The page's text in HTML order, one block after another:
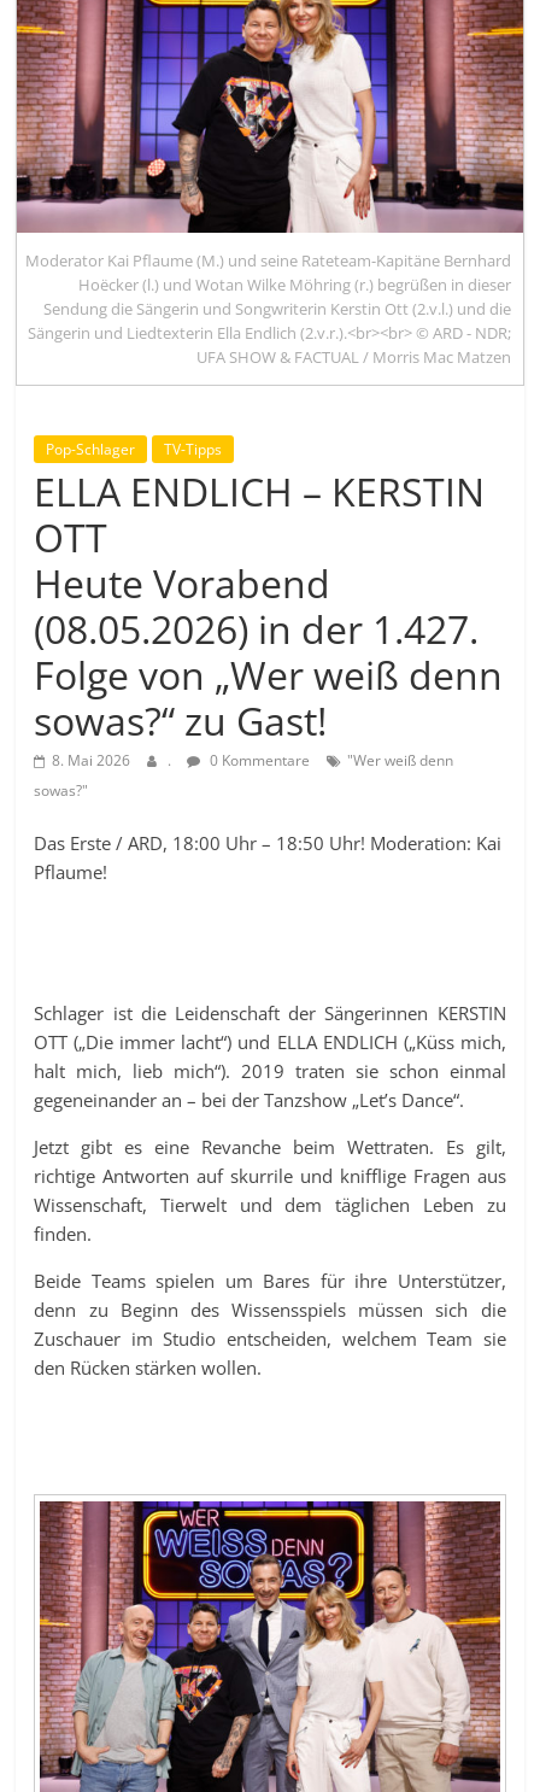
Moderator Kai Pflaume (M.) und seine Rateteam-Kapitäne Bernhard
Hoëcker (l.) und Wotan Wilke Möhring (r.) begrüßen in dieser
Sendung die Sängerin und Songwriterin Kerstin Ott (2.v.l.) und die
Sängerin und Liedtexterin Ella Endlich (2.v.r.).<br><br> © ARD - NDR;
UFA SHOW & FACTUAL / Morris Mac Matzen
Pop-Schlager TV-Tipps
ELLA ENDLICH – KERSTIN
OTT
Heute Vorabend
(08.05.2026) in der 1.427.
Folge von „Wer weiß denn
sowas?“ zu Gast!
8. Mai 2026 . 0 Kommentare
"Wer weiß denn
sowas?"
Das Erste / ARD, 18:00 Uhr – 18:50 Uhr! Moderation: Kai
Pflaume!
Schlager ist die Leidenschaft der Sängerinnen KERSTIN
OTT („Die immer lacht“) und ELLA ENDLICH („Küss mich,
halt mich, lieb mich“). 2019 traten sie schon einmal
gegeneinander an – bei der Tanzshow „Let’s Dance“.
Jetzt gibt es eine Revanche beim Wettraten. Es gilt,
richtige Antworten auf skurrile und knifflige Fragen aus
Wissenschaft, Tierwelt und dem täglichen Leben zu
finden.
Beide Teams spielen um Bares für ihre Unterstützer,
denn zu Beginn des Wissensspiels müssen sich die
Zuschauer im Studio entscheiden, welchem Team sie
den Rücken stärken wollen.